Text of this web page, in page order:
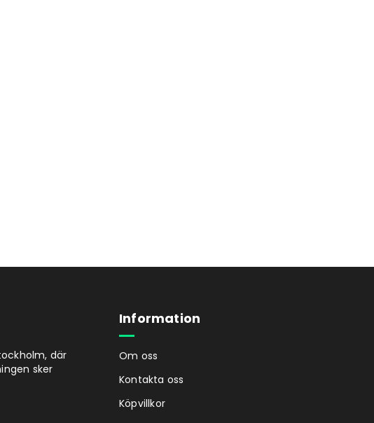
där
sker
Information
Om oss
Kontakta oss
Köpvillkor